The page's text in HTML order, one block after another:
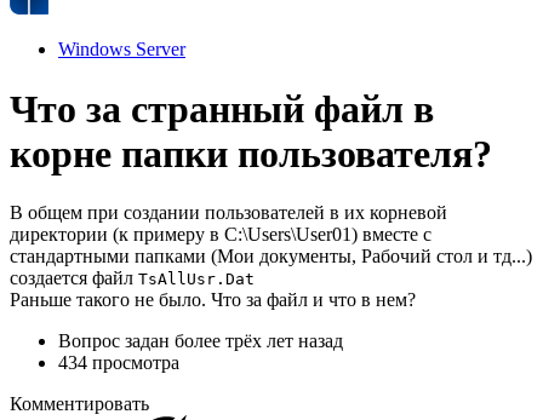
Windows Server
Что за странный файл в
корне папки пользователя?
В общем при создании пользователей в их корневой
директории (к примеру в C:\Users\User01) вместе с
стандартными папками (Мои документы, Рабочий стол и тд...)
создается файл TsAllUsr.Dat
Раньше такого не было. Что за файл и что в нем?
Вопрос задан более трёх лет назад
434 просмотра
Комментировать